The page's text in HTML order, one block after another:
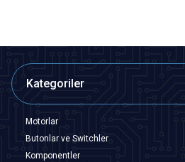
Kategoriler
Motorlar
Butonlar ve Switchler
Komponentler